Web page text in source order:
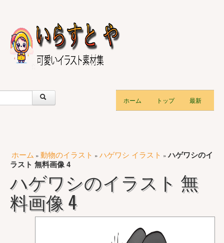
ホーム トップ 最新
ホーム » 動物のイラスト » ハゲワシ イラスト »ハゲワシのイ
ラスト 無料画像 4
ハゲワシのイラスト 無
料画像 4